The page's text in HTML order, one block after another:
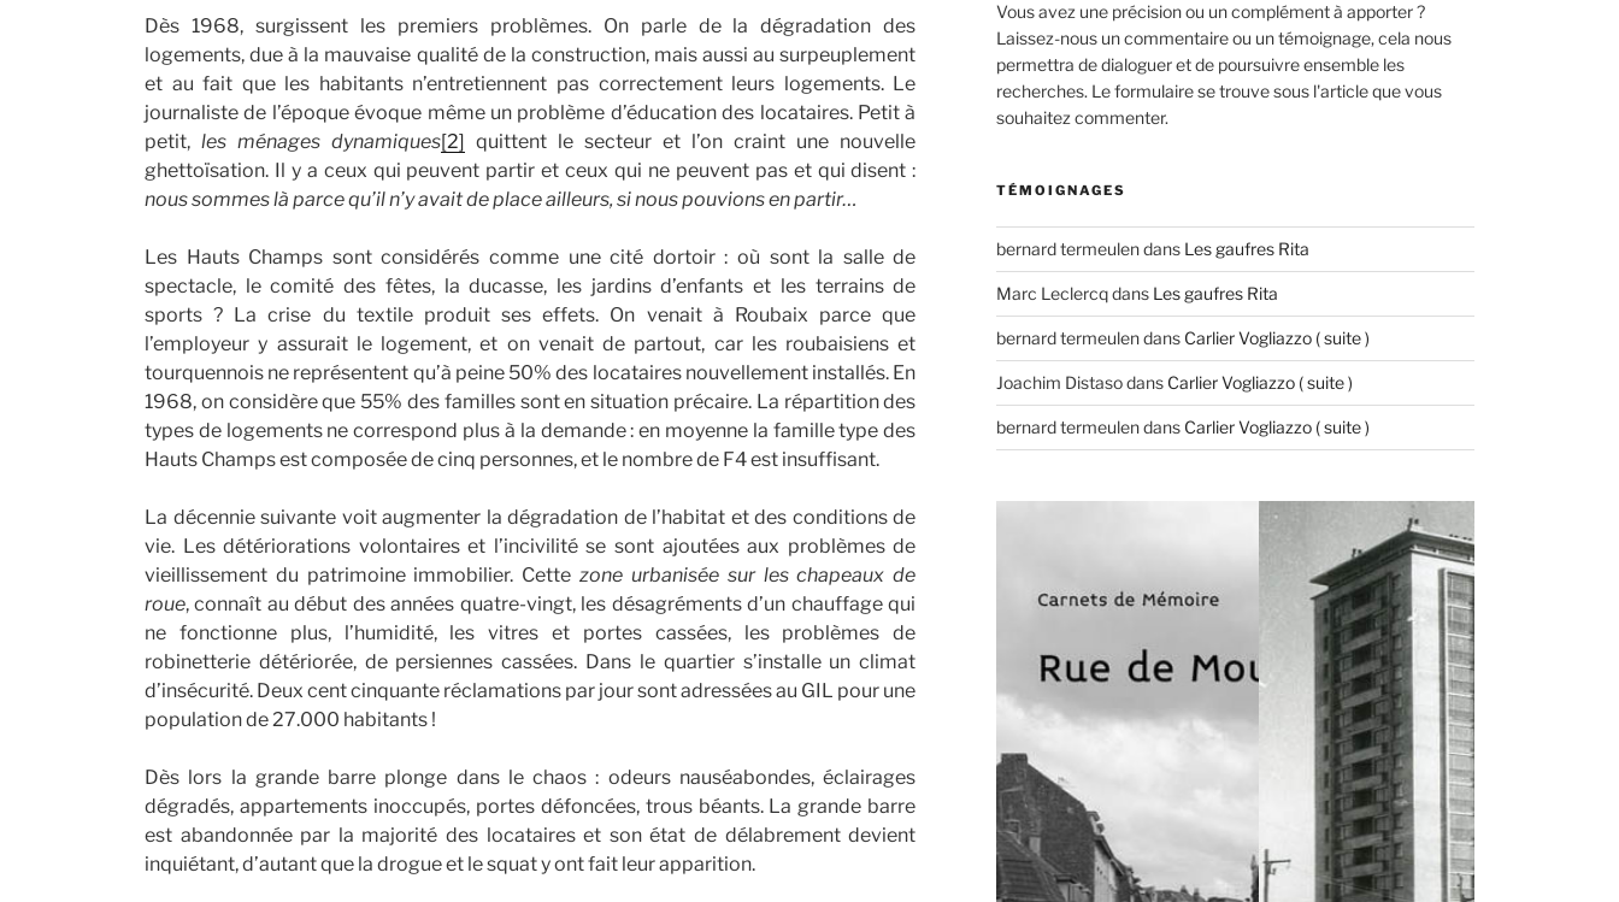
Dès 1968, surgissent les premiers problèmes. On parle de la dégradation des
logements, due à la mauvaise qualité de la construction, mais aussi au surpeuplement
et au fait que les habitants n’entretiennent pas correctement leurs logements. Le
journaliste de l’époque évoque même un problème d’éducation des locataires. Petit à
petit,les ménages dynamiques[2] quittent le secteur et l’on craint une nouvelle
ghettoïsation. Il y a ceux qui peuvent partir et ceux qui ne peuvent pas et qui disent :
nous sommes là parce qu’il n’y avait de place ailleurs, si nous pouvions en partir…
Les Hauts Champs sont considérés comme une cité dortoir : où sont la salle de
spectacle, le comité des fêtes, la ducasse, les jardins d’enfants et les terrains de
sports ? La crise du textile produit ses effets. On venait à Roubaix parce que
l’employeur y assurait le logement, et on venait de partout, car les roubaisiens et
tourquennois ne représentent qu’à peine 50% des locataires nouvellement installés. En
1968, on considère que 55% des familles sont en situation précaire. La répartition des
types de logements ne correspond plus à la demande : en moyenne la famille type des
Hauts Champs est composée de cinq personnes, et le nombre de F4 est insuffisant.
La décennie suivante voit augmenter la dégradation de l’habitat et des conditions de
vie. Les détériorations volontaires et l’incivilité se sont ajoutées aux problèmes de
vieillissement du patrimoine immobilier. Cettezone urbanisée sur les chapeaux de
roue, connaît au début des années quatre-vingt, les désagréments d’un chauffage qui
ne fonctionne plus, l’humidité, les vitres et portes cassées, les problèmes de
robinetterie détériorée, de persiennes cassées. Dans le quartier s’installe un climat
d’insécurité. Deux cent cinquante réclamations par jour sont adressées au GIL pour une
population de 27.000 habitants !
Dès lors la grande barre plonge dans le chaos : odeurs nauséabondes, éclairages
dégradés, appartements inoccupés, portes défoncées, trous béants. La grande barre
est abandonnée par la majorité des locataires et son état de délabrement devient
inquiétant, d’autant que la drogue et le squat y ont fait leur apparition.
Vous avez une précision ou un complément à apporter ?
Laissez-nous un commentaire ou un témoignage, cela nous
permettra de dialoguer et de poursuivre ensemble les
recherches. Le formulaire se trouve sous l'article que vous
souhaitez commenter.
TÉMOIGNAGES
bernard termeulendans Les gaufres Rita
Marc Leclercqdans Les gaufres Rita
bernard termeulendans Carlier Vogliazzo ( suite )
Joachim Distasodans Carlier Vogliazzo ( suite )
bernard termeulendans Carlier Vogliazzo ( suite )